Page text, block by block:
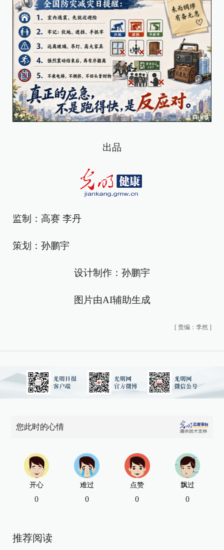
出品
监制：高赛 李丹
策划：孙鹏宇
设计制作：孙鹏宇
图片由AI辅助生成
[ 责编：李然 ]
您此时的心情
开心
0
难过
0
点赞
0
飘过
0
推荐阅读